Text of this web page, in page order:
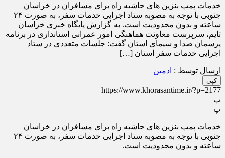
خدمات پمپ بنزین های حاشیه راه برای مسافران در خراسان
جنوبی با توجه به مصوبه ستاد اجرایی خدمات سفر، به صورت ۲۴
ساعته و بدون محدودیت است. به گزارش پایگاه خبری خراسان
تایم، سرپرست معاونت هماهنگی امور عمرانی استانداری در برنامه
پرسمان صدا و سیمای استان گفت: جلسات متعددی در ستاد
اجرایی خدمات سفر استان […]
ارسال توسط : ادمین
کپی
https://www.khorasantime.ir/?p=2177
پ
پ
خدمات پمپ بنزین های حاشیه راه برای مسافران در خراسان
جنوبی با توجه به مصوبه ستاد اجرایی خدمات سفر، به صورت ۲۴
ساعته و بدون محدودیت است.